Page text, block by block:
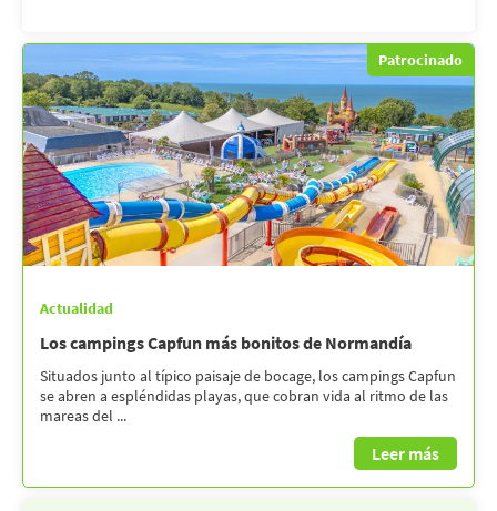
Patrocinado
Actualidad
Los campings Capfun más bonitos de Normandía
Situados junto al típico paisaje de bocage, los campings Capfun
se abren a espléndidas playas, que cobran vida al ritmo de las
mareas del ...
Leer más